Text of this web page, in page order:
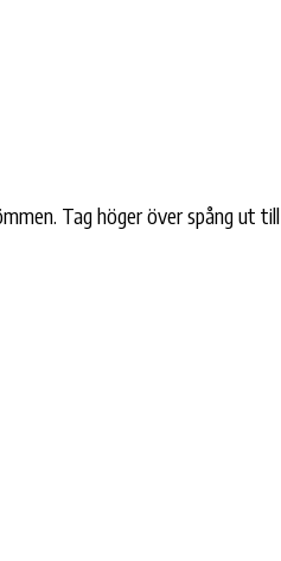
Tag höger över spång ut till